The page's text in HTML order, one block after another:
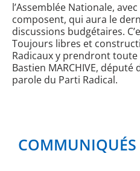
l’Assemblée Nationale,
composent, qui aura le
discussions budgétaires.
Toujours libres et
Radicaux y prendront
Bastien MARCHIVE,
parole du Parti Radical.
COMMUNIQUÉS